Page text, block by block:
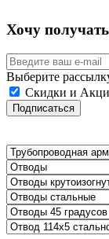
Хочу
Выберите
Скидки и
Подписаться